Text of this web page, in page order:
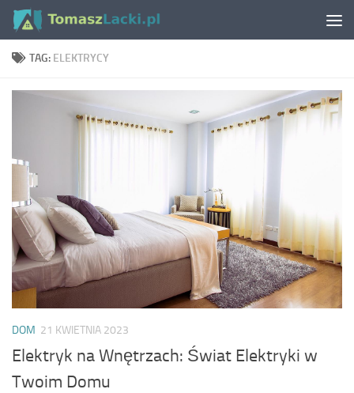
Skip to content
TAG: ELEKTRYCY
DOM 21 KWIETNIA 2023
Elektryk na Wnętrzach: Świat Elektryki w
Twoim Domu